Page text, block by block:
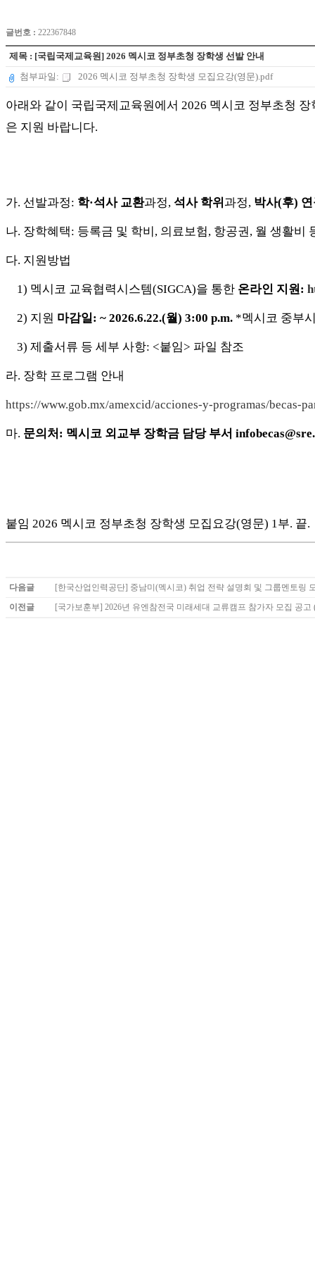
글번호 : 222367848
제목 : [국립국제교육원] 2026 멕시코 정부초청 장학생 선발 안내
첨부파일:
2026 멕시코 정부초청 장학생 모집요강(영문).pdf
아래와 같이 국립국제교육원에서 2026 멕시코 정부초청
은 지원 바랍니다.
가. 선발과정: 학·석사 교환과정, 석사 학위 과정, 박사(후)
나. 장학혜택: 등록금 및 학비, 의료보험, 항공권, 월 생활비
다. 지원방법
1) 멕시코 교육협력시스템(SIGCA)을 통한 온라인 지원:
2) 지원 마감일: ~ 2026.6.22.(월) 3:00 p.m. *멕시코 중부
3) 제출서류 등 세부 사항: <붙임> 파일 참조
라. 장학 프로그램 안내
https://www.gob.mx/amexcid/acciones-y-programas/becas-
마. 문의처: 멕시코 외교부 장학금 담당 부서
붙임 2026 멕시코 정부초청 장학생 모집요강(영문) 1부. 끝.
다음글
[한국산업인력공단] 중남미(멕시코) 취업 전략 설명회 및 그룹멘토링
이전글
[국가보훈부] 2026년 유엔참전국 미래세대 교류캠프 참가자 모집 공